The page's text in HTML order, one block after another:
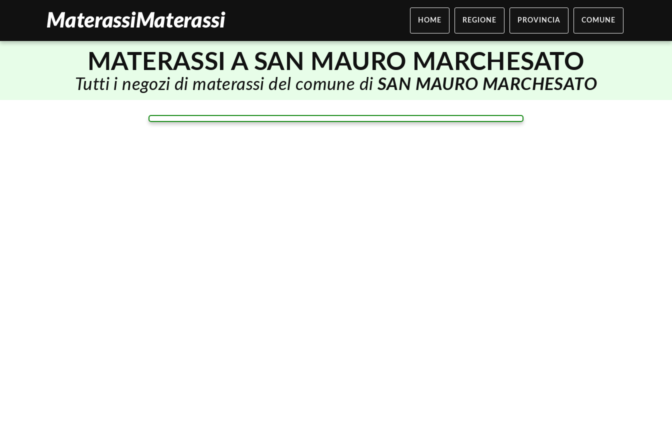
HOME REGIONE PROVINCIA COMUNE
MATERASSI A SAN MAURO MARCHESATO
Tutti i negozi di materassi del comune di SAN MAURO MARCHESATO